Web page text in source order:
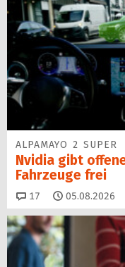
ALPAMAYO 2 SUPER
Nvidia gibt
Fahrzeuge frei
17 Kommentare
05.08.2026